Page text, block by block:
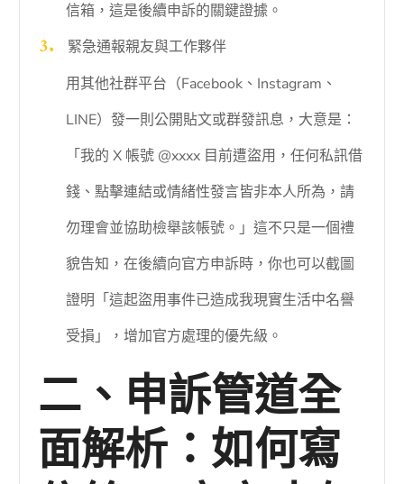
信箱，這是後續申訴的關鍵證據。
緊急通報親友與工作夥伴
用其他社群平台（Facebook、Instagram、
LINE）發一則公開貼文或群發訊息，大意是：
「我的 X 帳號 @xxxx 目前遭盜用，任何私訊借
錢、點擊連結或情緒性發言皆非本人所為，請
勿理會並協助檢舉該帳號。」這不只是一個禮
貌告知，在後續向官方申訴時，你也可以截圖
證明「這起盜用事件已造成我現實生活中名譽
受損」，增加官方處理的優先級。
二、申訴管道全
面解析：如何寫